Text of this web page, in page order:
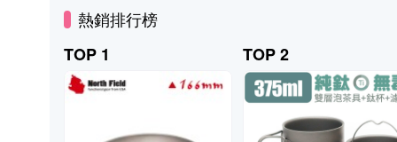
熱銷排行榜
TOP 1
TOP 2